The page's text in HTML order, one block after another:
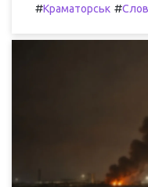
#Краматорськ #